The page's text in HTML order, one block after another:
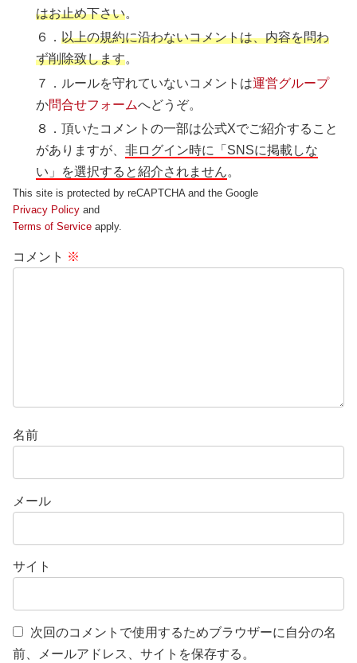
はお止め下さい。
６．以上の規約に沿わないコメントは、内容を問わ
ず削除致します。
７．ルールを守れていないコメントは運営グループ
か問合せフォームへどうぞ。
８．頂いたコメントの一部は公式Xでご紹介すること
がありますが、非ログイン時に「SNSに掲載しな
い」を選択すると紹介されません。
This site is protected by reCAPTCHA and the Google
Privacy Policy and
Terms of Service apply.
コメント ※
名前
メール
サイト
次回のコメントで使用するためブラウザーに自分の名
前、メールアドレス、サイトを保存する。